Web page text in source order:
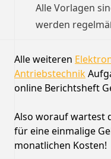
Alle Vorlagen
werden
Alle weiteren
Antriebstechnik
online Berichtsheft
Also worauf wartest
für eine einmalige
monatlichen Kosten!